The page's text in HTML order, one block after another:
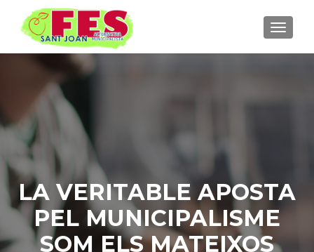
LA VERITABLE APOSTA
PEL MUNICIPALISME
SOM ELS MATEIXOS